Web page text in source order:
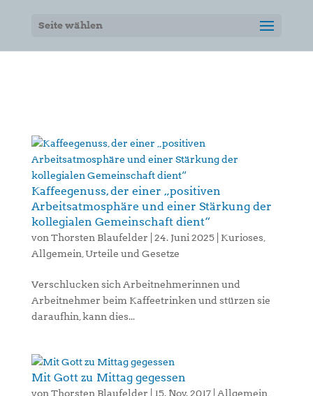
Seite wählen
Kaffeegenuss, der einer „positiven
Arbeitsatmosphäre und einer Stärkung der
kollegialen Gemeinschaft dient“
von Thorsten Blaufelder 24. Juni 2025| Kurioses,
Allgemein Urteile und Gesetze
Verschlucken sich Arbeitnehmerinnen und
Arbeitnehmer beim Kaffeetrinken und stürzen sie
daraufhin, kann dies...
Mit Gott zu Mittag gegessen
von Thorsten Blaufelder 15. Nov. 2017| Allgemein